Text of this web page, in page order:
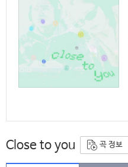
Close to you 곡 정보